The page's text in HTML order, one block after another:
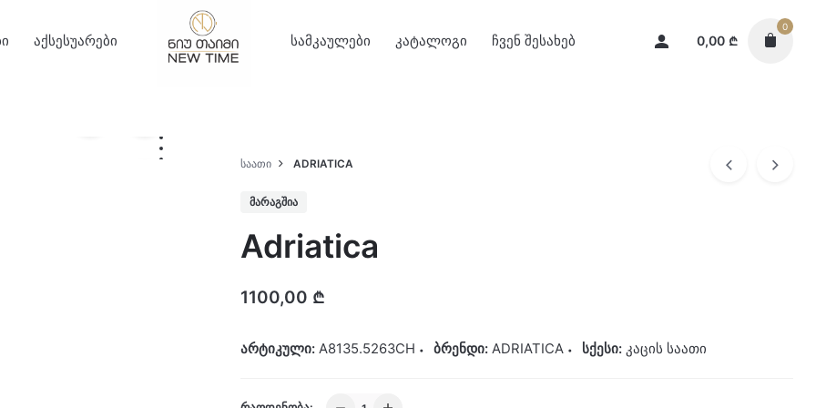
აქსესუარები სამკაულები კატალოგი ჩვენ შესახებ 0,00 ₾
0
ᲡᲐᲐᲗᲘ ADRIATICA
ᲛᲐᲠᲐᲒᲨᲘᲐ
Adriatica
1100,00 ₾
არტიკული: A8135.5263CH ბრენდი: ADRIATICA სქესი: კაცის საათი
Adriatica